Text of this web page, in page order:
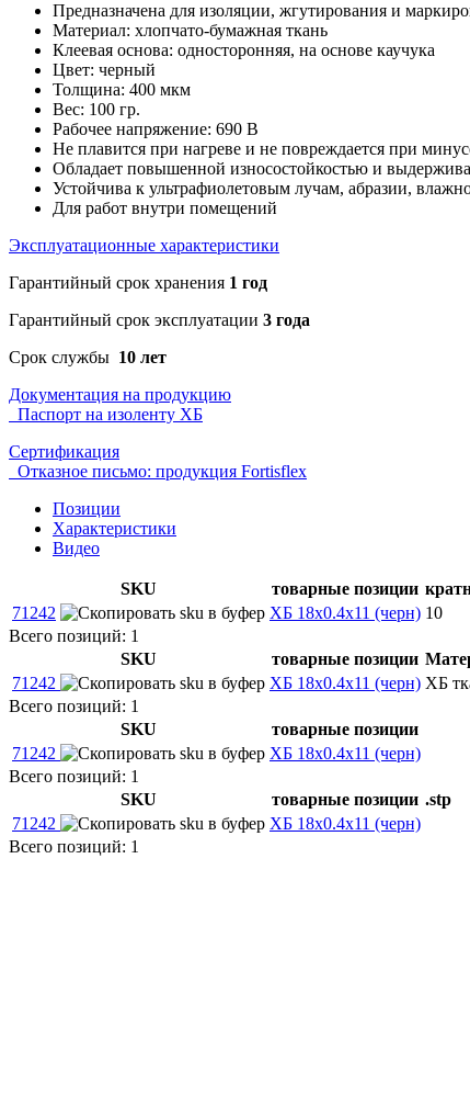
Предназначена для изоляции, жгутирования и
Материал: хлопчато-бумажная ткань
Клеевая основа: односторонняя, на основе каучука
Цвет: черный
Толщина: 400 мкм
Вес: 100 гр.
Рабочее напряжение: 690 В
Не плавится при нагреве и не повреждается при
Обладает повышенной износостойкостью и
Устойчива к ультрафиолетовым лучам, абразии,
Для работ внутри помещений
Эксплуатационные характеристики
Гарантийный срок хранения 1 год
Гарантийный срок эксплуатации 3 года
Срок службы 10 лет
Документация на продукцию
Паспорт на изоленту ХБ
Сертификация
Отказное письмо: продукция Fortisflex
Позиции
Характеристики
Видео
SKU товарные позиции
71242
ХБ 18х0.4х11 (черн) 10
Всего позиций: 1
SKU
товарные позиции
71242
ХБ 18х0.4х11 (черн) ХБ
Всего позиций: 1
SKU
товарные позиции
71242
ХБ 18х0.4х11 (черн)
Всего позиций: 1
SKU
товарные позиции .stp
71242
ХБ 18х0.4х11 (черн)
Всего позиций: 1